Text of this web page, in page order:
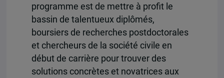
programme est de mettre à profit le
bassin de talentueux diplômés,
boursiers de recherches postdoctorales
et chercheurs de la société civile en
début de carrière pour trouver des
solutions concrètes et novatrices aux